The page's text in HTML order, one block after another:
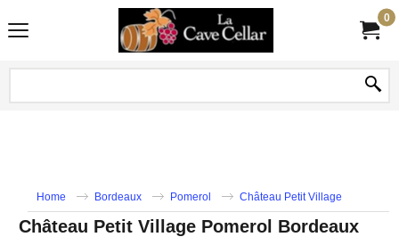
0
Home Bordeaux Pomerol Château Petit Village
Château Petit Village Pomerol Bordeaux